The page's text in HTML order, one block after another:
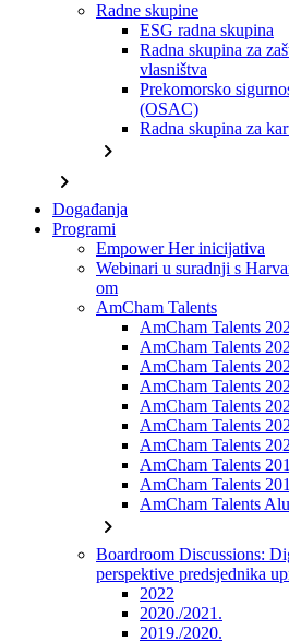
Radne skupine
ESG radna skupina
Radna skupina za
vlasništva
Prekomorsko
(OSAC)
Radna skupina za
chevron_right
chevron_right
Događanja
Programi
Empower Her inicijativa
Webinari u suradnji s
om
AmCham Talents
AmCham Talents
AmCham Talents
AmCham Talents
AmCham Talents
AmCham Talents
AmCham Talents
AmCham Talents
AmCham Talents
AmCham Talents
AmCham Talents
chevron_right
Boardroom Discussions:
perspektive predsjednika
2022
2020./2021.
2019./2020.